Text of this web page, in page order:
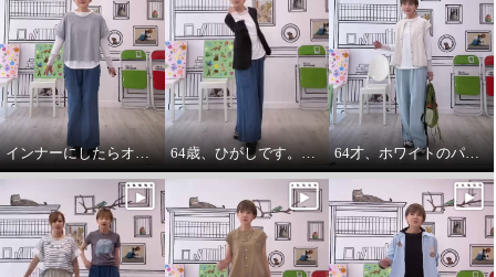
エムズ スタイル 軽やかに羽織
れる 異素材切替 Ｇジャン風 フー
ディーブルゾン
杢グレー Ｓ
エムズ スタイル 軽やかに羽織
れる 異素材切替 Ｇジャン風 フー
ディーブルゾン
オフホワイト Ｓ
インナーにしたらオールシーズンいけます。インナーパーカー❤️ 64歳、ひがしです。わたしの時代は、やっぱりジャケットにパーカーを出す‼️ 64才、ホワイトのパーカーインナーはスタイリングに万能です。